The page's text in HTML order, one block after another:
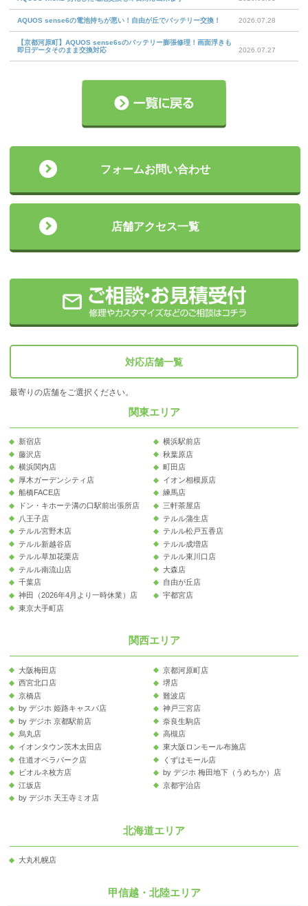
AQUOS sense6の電池持ちが悪い！自由が丘でバッテリー交換！ 2026.07.28
【京都河原町】AQUOS sense6sのバッテリー膨張修理！画面浮きも
即日データそのまま交換対応
2026.07.27
フォームお問い合わせ
店舗アクセス一覧
対応店舗一覧
最寄りの店舗をご選択ください。
関東エリア
新宿店
横浜駅前店
藤沢店
秋葉原店
横浜関内店
町田店
厚木ガーデンシティ店
イオン相模原店
船橋FACE店
練馬店
ドン・キホーテ溝の口駅前出張所店
三軒茶屋店
八王子店
テルル蒲生店
テルル宮野木店
テルル松戸五香店
テルル新越谷店
テルル成増店
テルル草加花栗店
テルル東川口店
テルル南流山店
大森店
千葉店
自由が丘店
神田（2026年4月より一時休業）店
宇都宮店
東京大手町店
関西エリア
大阪梅田店
京都河原町店
西宮北口店
堺店
京橋店
難波店
by デジホ 姫路キャスパ店
神戸三宮店
by デジホ 京都駅前店
奈良生駒店
烏丸店
高槻店
イオンタウン茨木太田店
東大阪ロンモール布施店
住道オペラパーク店
くずはモール店
ビオルネ枚方店
by デジホ 梅田地下（うめちか）店
江坂店
京都宇治店
by デジホ 天王寺ミオ店
北海道エリア
大丸札幌店
甲信越・北陸エリア